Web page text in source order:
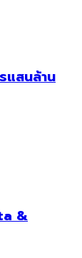
สนล้าน
&